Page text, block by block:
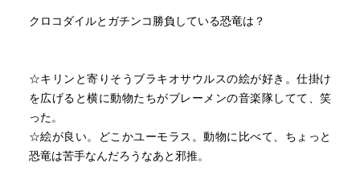
クロコダイルとガチンコ勝負している恐竜は？
☆キリンと寄りそうブラキオサウルスの絵が好き。仕掛け
を広げると横に動物たちがブレーメンの音楽隊してて、笑
った。
☆絵が良い。どこかユーモラス。動物に比べて、ちょっと
恐竜は苦手なんだろうなあと邪推。